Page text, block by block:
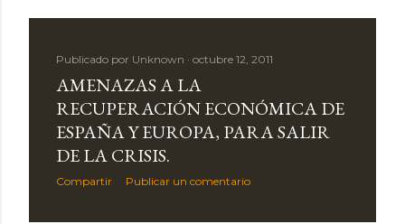
s
Publicado por Unknown octubre 12, 2011
AMENAZAS A LA
RECUPERACIÓN ECONÓMICA DE
ESPAÑA Y EUROPA, PARA SALIR
DE LA CRISIS.
Compartir Publicar un comentario